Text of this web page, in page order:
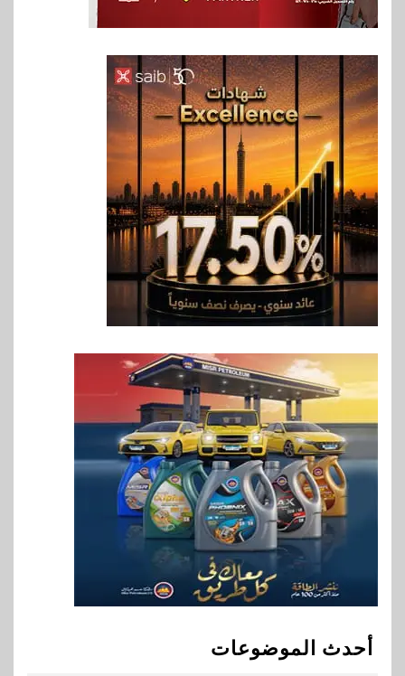
أحدث الموضوعات
6
بنوك
بنك QNB مصر يعزز جاهزية
المشروعات الصغيرة والمتوسطة
للنمو والتوسع
7 اخبار
فيكسد مصر و”حلول” تتشاركان
في تطوير أول منصة للسياحة
الصحية في مصر والشرق الأوسط
وأفريقيا Tour4Cure
8
سوق وصلة
هواوي: هاتف nova 15
Max بطارية ضخمة وتصميم متين
جهازًا مثاليًا للشباب
9 اقتصاد
إي اف چي فاينانس تستعرض
خطط نمو «بلد» لتعزيز حضورها
في سوق تحويلات المصريين
بالخارج
بيان توضيحي صادر عن شركة
ناتجاس